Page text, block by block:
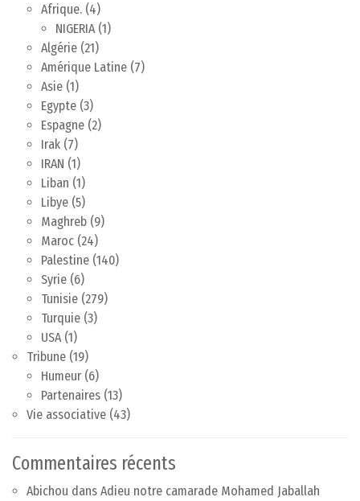
Afrique. (4)
NIGERIA(1)
Algérie (21)
Amérique Latine (7)
Asie (1)
Egypte (3)
Espagne (2)
Irak (7)
IRAN (1)
Liban (1)
Libye (5)
Maghreb (9)
Maroc (24)
Palestine (140)
Syrie (6)
Tunisie (279)
Turquie (3)
USA(1)
Tribune (19)
Humeur (6)
Partenaires (13)
Vie associative (43)
Commentaires récents
Abichou dans Adieu notre camarade Mohamed Jaballah